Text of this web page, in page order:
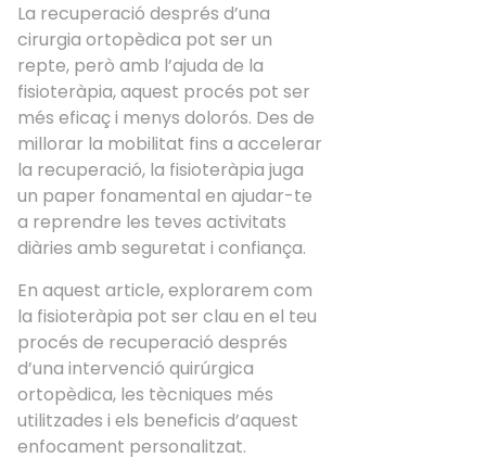
La recuperació després d’una
cirurgia ortopèdica pot ser un
repte, però amb l’ajuda de la
fisioteràpia, aquest procés pot ser
més eficaç i menys dolorós. Des de
millorar la mobilitat fins a accelerar
la recuperació, la fisioteràpia juga
un paper fonamental en ajudar-te
a reprendre les teves activitats
diàries amb seguretat i confiança.
En aquest article, explorarem com
la fisioteràpia pot ser clau en el teu
procés de recuperació després
d’una intervenció quirúrgica
ortopèdica, les tècniques més
utilitzades i els beneficis d’aquest
enfocament personalitzat.